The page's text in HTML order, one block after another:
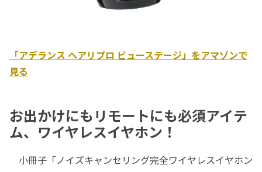
「アデランス ヘアリプロ ビューステージ」をアマゾンで
見る
お出かけにもリモートにも必須アイテ
ム、ワイヤレスイヤホン！
小冊子「ノイズキャンセリング完全ワイヤレスイヤホン